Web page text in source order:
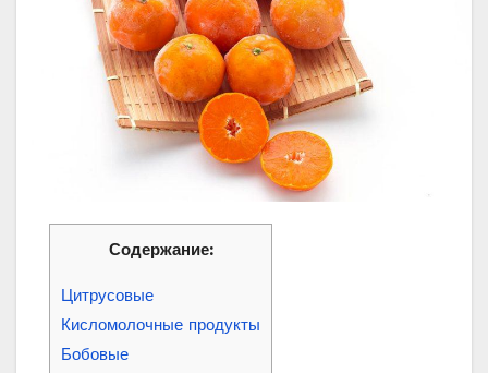
Содержание:
Цитрусовые
Кисломолочные продукты
Бобовые